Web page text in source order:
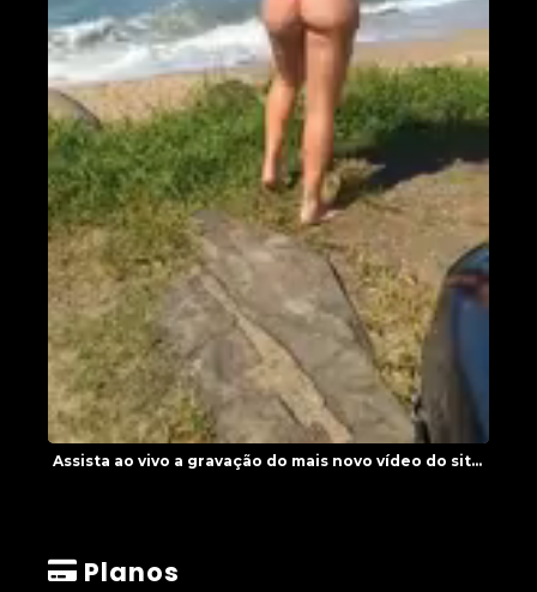
Assista ao vivo a gravação do mais novo vídeo do sit...
Planos